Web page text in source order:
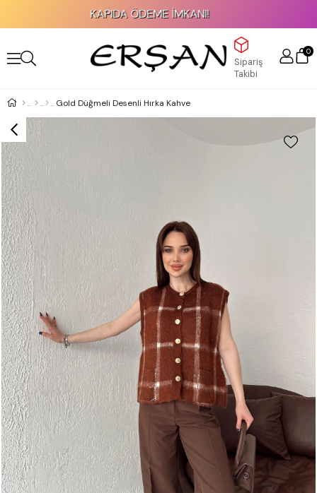
KAPIDA ÖDEME İMKANI!
Sipariş
Takibi
0
Gold Düğmeli Desenli Hırka Kahve